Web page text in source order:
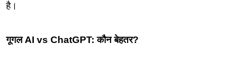
है।
गूगल AI vs ChatGPT: कौन बेहतर?